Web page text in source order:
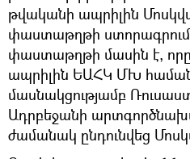
թվականի ապրիլին
փաստաթղթի
փաստաթղթի մասին է,
ապրիլին ԵԱՀԿ ՄԽ
մասնակցությամբ
Ադրբեջանի
ժամանակ ընդունվեց